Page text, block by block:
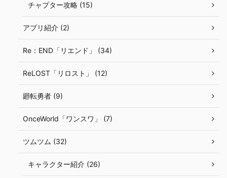
チャプター攻略 (15)
アプリ紹介 (2)
Re：END「リエンド」 (34)
ReLOST「リロスト」 (12)
廻転勇者 (9)
OnceWorld「ワンスワ」 (7)
ツムツム (32)
キャラクター紹介 (26)